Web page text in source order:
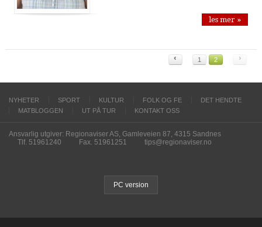
les mer »
‹ 1 2 ›
NYHETER SPORT KULTUR FOLK OG FE
DET HENDTE
MATBLOGGEN
UT PÅ TUR KONTAKT OSS
Ansvarlig utgiver: Regionaviser AS, Gamleveien 87, 4315 Sandnes
Tlf. 51961240
Fax. 51961251 tips@regionaviser.no
PC version